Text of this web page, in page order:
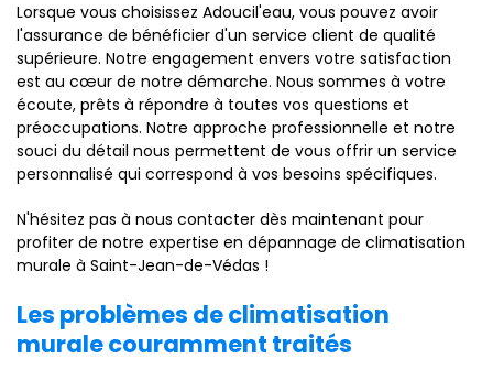
Lorsque vous choisissez Adoucil'eau, vous pouvez avoir
l'assurance de bénéficier d'un service client de qualité
supérieure. Notre engagement envers votre satisfaction
est au cœur de notre démarche. Nous sommes à votre
écoute, prêts à répondre à toutes vos questions et
préoccupations. Notre approche professionnelle et notre
souci du détail nous permettent de vous offrir un service
personnalisé qui correspond à vos besoins spécifiques.
N'hésitez pas à nous contacter dès maintenant pour
profiter de notre expertise en dépannage de climatisation
murale à Saint-Jean-de-Védas !
Les problèmes de climatisation
murale couramment traités